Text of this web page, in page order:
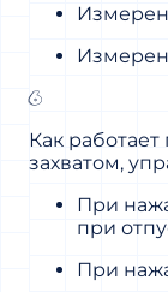
6
Как
захватом,
При
при
При